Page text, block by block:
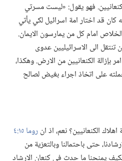
فهو يقول:‏ «ليست مسرتي
كان قد اختار امة اسرائيل لكي يأتي
امام كل من يمارسون الايمان.‏
الى الاسرائيليين عدوى
بإزالة الكنعانيين من الارض.‏ وهكذا،‏
على اتخاذ اجراء بغيض لصالح
الكنعانيين؟‏ نعم،‏ اذ انروما ١٥:‏٤
حتى باحتمالنا وبالتعزية من
يمنحنا ما حدث في كنعان الارشاد